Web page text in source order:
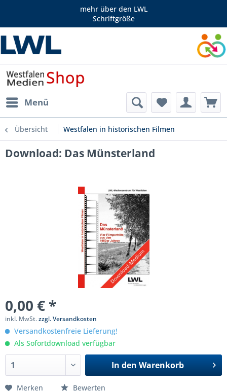
mehr über den LWL
Schriftgröße
Menü
Übersicht Westfalen in historischen Filmen
Download: Das Münsterland
0,00 € *
inkl. MwSt.zzgl. Versandkosten
Versandkostenfreie Lieferung!
Als Sofortdownload verfügbar
In den Warenkorb
Merken Bewerten